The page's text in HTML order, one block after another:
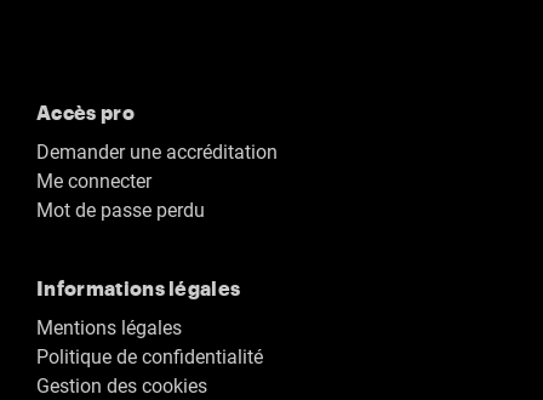
Accès pro
Demander une accréditation
Me connecter
Mot de passe perdu
Informations légales
Mentions légales
Politique de confidentialité
Gestion des cookies